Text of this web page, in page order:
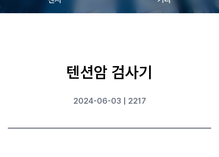
텐션암 검사기
2024-06-03 | 2217